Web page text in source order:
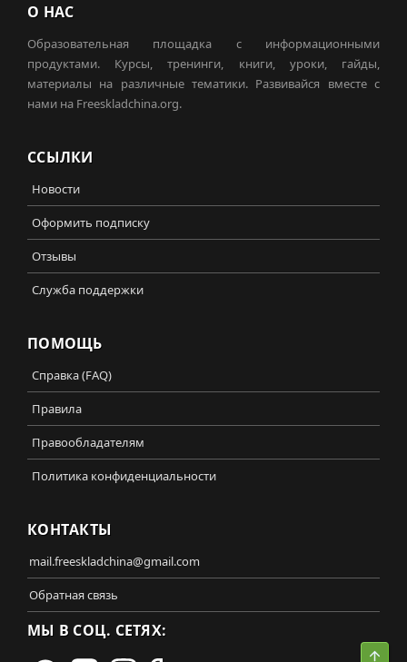
О НАС
Образовательная площадка с информационными
продуктами. Курсы, тренинги, книги, уроки, гайды,
материалы на различные тематики. Развивайся вместе с
нами на Freeskladchina.org.
ССЫЛКИ
Новости
Оформить подписку
Отзывы
Служба поддержки
ПОМОЩЬ
Справка (FAQ)
Правила
Правообладателям
Политика конфиденциальности
КОНТАКТЫ
mail.freeskladchina@gmail.com
Обратная связь
МЫ В СОЦ. СЕТЯХ: